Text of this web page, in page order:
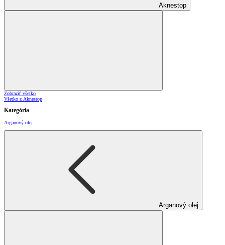
Aknestop
Zobraziť všetko
Všetko z Aknestop
Kategória
Arganový olej
Arganový olej